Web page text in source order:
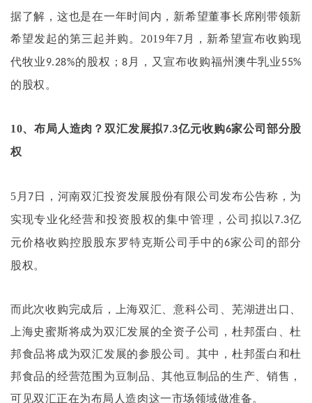
据了解，这也是在一年时间内，新希望董事长席刚带领新
希望发起的第三起并购。 2019年7 月，新希望宣布收购现
代牧业9.28%的股权；8 月，又宣布收购福州澳牛乳业55%
的股权。
10、布局人造肉？双汇发展拟7.3亿元收购6家公司部分股
权
5 月7 日，河南双汇投资发展股份有限公司发布公告称，为
实现专业化经营和投资股权的集中管理，公司拟以7.3亿
元价格收购控股股东罗特克斯公司手中的6家公司的部分
股权。
而此次收购完成后，上海双汇、意科公司、芜湖进出口、
上海史蜜斯将成为双汇发展的全资子公司，杜邦蛋白、杜
邦食品将成为双汇发展的参股公司。其中，杜邦蛋白和杜
邦食品的经营范围为豆制品、其他豆制品的生产、销售，
可见双汇正在为布局人造肉这一市场领域做准备。